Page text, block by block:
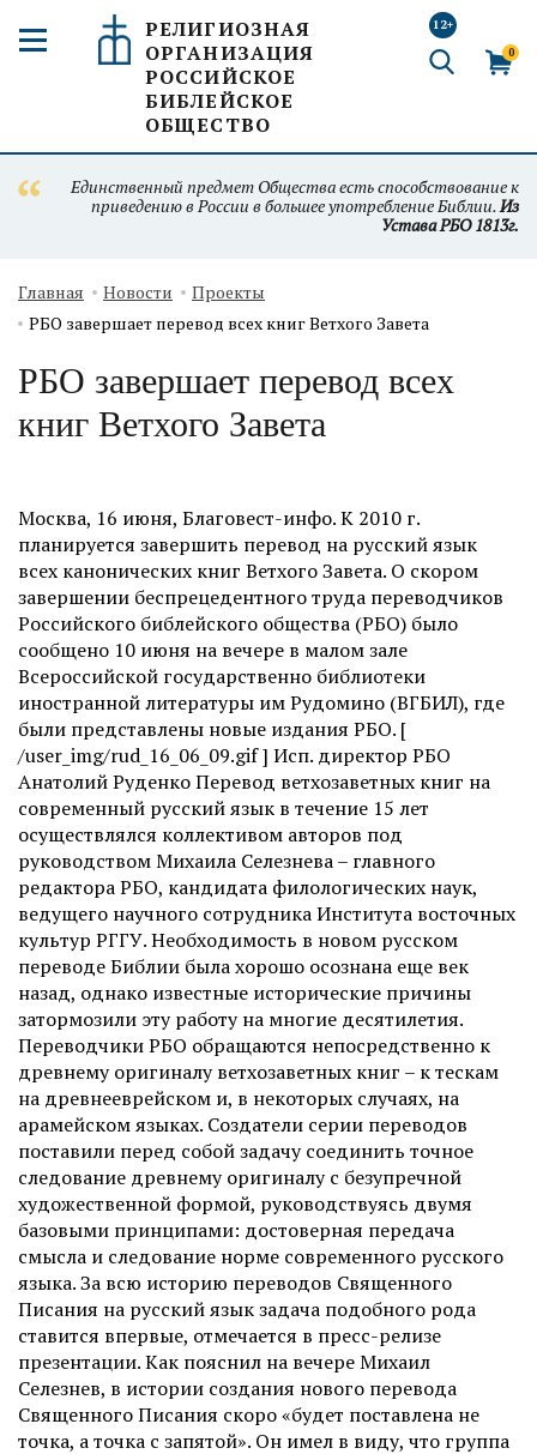
РЕЛИГИОЗНАЯ
ОРГАНИЗАЦИЯ
РОССИЙСКОЕ
БИБЛЕЙСКОЕ
ОБЩЕСТВО
12+
0
Единственный предмет Общества есть способствование к
приведению в России в большее употребление Библии.Из
Устава РБО 1813г.
Главная Новости
Проекты
РБО завершает перевод всех книг Ветхого Завета
РБО завершает перевод всех
книг Ветхого Завета
Москва, 16 июня, Благовест-инфо. К 2010 г.
планируется завершить перевод на русский язык
всех канонических книг Ветхого Завета. О скором
завершении беспрецедентного труда переводчиков
Российского библейского общества (РБО) было
сообщено 10 июня на вечере в малом зале
Всероссийской государственно библиотеки
иностранной литературы им Рудомино (ВГБИЛ), где
были представлены новые издания РБО. [
/user_img/rud_16_06_09.gif ] Исп. директор РБО
Анатолий Руденко Перевод ветхозаветных книг на
современный русский язык в течение 15 лет
осуществлялся коллективом авторов под
руководством Михаила Селезнева – главного
редактора РБО, кандидата филологических наук,
ведущего научного сотрудника Института восточных
культур РГГУ. Необходимость в новом русском
переводе Библии была хорошо осознана еще век
назад, однако известные исторические причины
затормозили эту работу на многие десятилетия.
Переводчики РБО обращаются непосредственно к
древнему оригиналу ветхозаветных книг – к тескам
на древнееврейском и, в некоторых случаях, на
арамейском языках. Создатели серии переводов
поставили перед собой задачу соединить точное
следование древнему оригиналу с безупречной
художественной формой, руководствуясь двумя
базовыми принципами: достоверная передача
смысла и следование норме современного русского
языка. За всю историю переводов Священного
Писания на русский язык задача подобного рода
ставится впервые, отмечается в пресс-релизе
презентации. Как пояснил на вечере Михаил
Селезнев, в истории создания нового перевода
Священного Писания скоро «будет поставлена не
точка, а точка с запятой». Он имел в виду, что группа